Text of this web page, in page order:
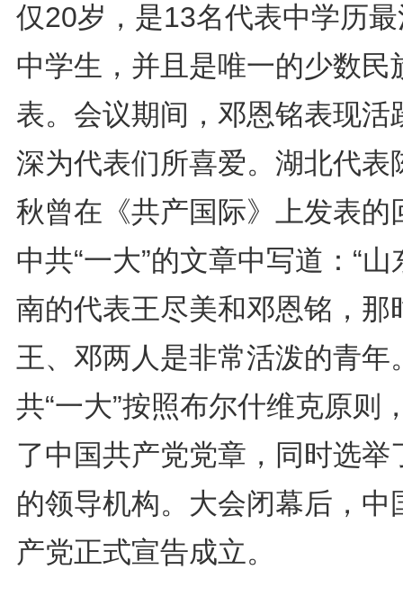
仅20岁，是13名代表中学历
中学生，并且是唯一的少数民
表。会议期间，邓恩铭表现活
深为代表们所喜爱。湖北代表
秋曾在《共产国际》上发表的
中共“一大”的文章中写道：“山
南的代表王尽美和邓恩铭，那
王、邓两人是非常活泼的青年
共“一大”按照布尔什维克原则
了中国共产党党章，同时选举
的领导机构。大会闭幕后，中
产党正式宣告成立。